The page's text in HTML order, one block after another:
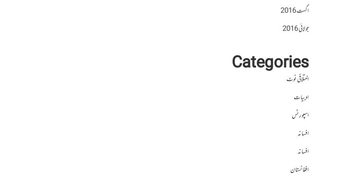
اگست 2016
جولائی 2016
Categories
اختلافی نوٹ
ادبیات
اسپورٹس
افسانہ
افسانہ
افغانستان